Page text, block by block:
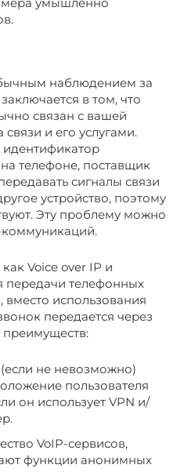
наблюдением за
в том, что
связан с вашей
и его услугами.
телефоне, поставщик
сигналы связи
устройство, поэтому
Эту проблему можно
Voice over IP и
передачи телефонных
использования
передается через
преимуществ:
не невозможно)
пользователя
он использует VPN и/
VoIP-сервисов,
функции анонимных